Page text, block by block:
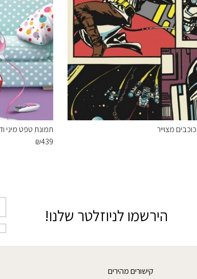
מצוייר
תמונת טפט מיני
₪439
הירשמו לניוזלטר שלנו!
קישורים מהירים